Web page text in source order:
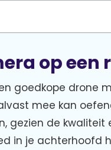
op een
goedkope drone
mee kan
gezien de
in je